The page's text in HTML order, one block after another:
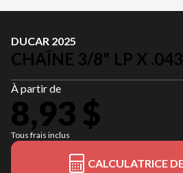
DUCAR 2025
CHAÎNE 3/8" LP X
À partir de
8,93 $
Tous frais inclus
CALCULATRICE